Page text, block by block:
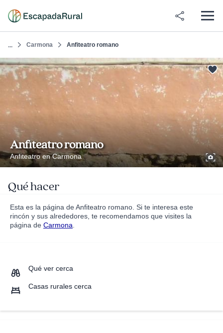
... Carmona Anfiteatro romano
Anfiteatro romano
Anfiteatro en Carmona
Qué hacer
Esta es la página de Anfiteatro romano. Si te interesa este
rincón y sus alrededores, te recomendamos que visites la
página de Carmona
Qué ver cerca
Casas rurales cerca